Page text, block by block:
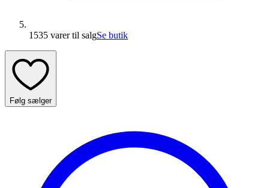
1535 varertil salgSe butik
Følg sælger